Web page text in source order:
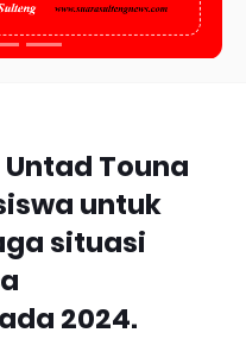
Untad Touna
untuk
situasi
2024.